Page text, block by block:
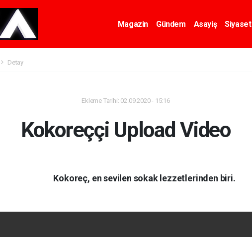
Magazin Gündem Asayiş Siyaset
Detay
Ekleme Tarihi: 02.09.2020 - 15:16
Kokoreççi Upload Video
Kokoreç, en sevilen sokak lezzetlerinden biri.